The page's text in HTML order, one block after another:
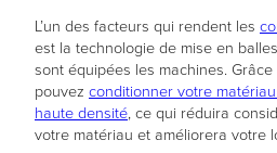
L’un des facteurs qui rendent les
est la technologie de mise en
sont équipées les machines.
pouvez conditionner votre
haute densité, ce qui réduira
votre matériau et améliorera votre